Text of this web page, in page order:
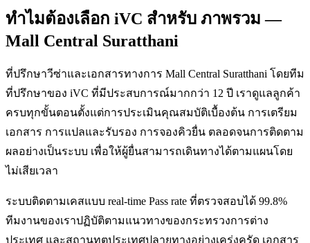
ทำไมต้องเลือก iVC สำหรับ ภาพรวม —
Mall Central Suratthani
ที่ปรึกษาวีซ่าและเอกสารทางการ Mall Central Suratthani โดยทีม
ที่ปรึกษาของ iVC ที่มีประสบการณ์มากกว่า 12 ปี เราดูแลลูกค้า
ครบทุกขั้นตอนตั้งแต่การประเมินคุณสมบัติเบื้องต้น การเตรียม
เอกสาร การแปลและรับรอง การจองคิวยื่น ตลอดจนการติดตาม
ผลอย่างเป็นระบบ เพื่อให้ผู้ยื่นสามารถเดินทางได้ตามแผนโดย
ไม่เสียเวลา
ระบบติดตามเคสแบบ real-time Pass rate ที่ตรวจสอบได้ 99.8%
ทีมงานของเราปฏิบัติตามแนวทางของกระทรวงการต่าง
ประเทศ และสถานทูตประเทศปลายทางอย่างเคร่งครัด เอกสาร